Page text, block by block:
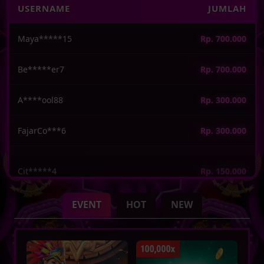
USERNAME JUMLAH
Be*****er7 Rp. 700.000
A****ool88 Rp. 300.000
FajarCo***6 Rp. 300.000
Cit*****4 Rp. 150.000
EVENT HOT NEW